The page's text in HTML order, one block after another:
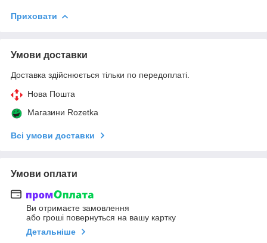
Приховати
Умови доставки
Доставка здійснюється тільки по передоплаті.
Нова Пошта
Магазини Rozetka
Всі умови доставки
Умови оплати
Ви отримаєте замовлення
або гроші повернуться на вашу картку
Детальніше